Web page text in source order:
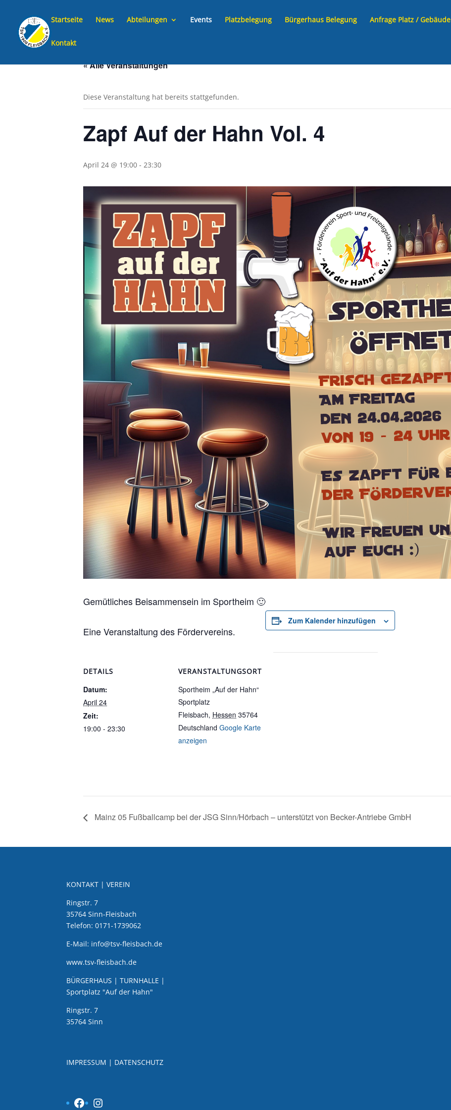
Startseite News Abteilungen Events Platzbelegung Bürgerhaus Belegung Anfrage Platz / Gebäude
Kontakt
« Alle Veranstaltungen
Diese Veranstaltung hat bereits stattgefunden.
Zapf Auf der Hahn Vol. 4
April 24 @ 19:00 - 23:30
Gemütliches Beisammensein im Sportheim 🙂
Eine Veranstaltung des Fördervereins.
Zum Kalender hinzufügen
DETAILS
Datum:
April 24
Zeit:
19:00 - 23:30
VERANSTALTUNGSORT
Sportheim „Auf der Hahn“
Sportplatz
Fleisbach, Hessen 35764
Deutschland Google Karte
anzeigen
Mainz 05 Fußballcamp bei der JSG Sinn/Hörbach – unterstützt von Becker-Antriebe GmbH
KONTAKT | VEREIN
Ringstr. 7
35764 Sinn-Fleisbach
Telefon: 0171-1739062
E-Mail: info@tsv-fleisbach.de
www.tsv-fleisbach.de
BÜRGERHAUS | TURNHALLE |
Sportplatz "Auf der Hahn"
Ringstr. 7
35764 Sinn
IMPRESSUM | DATENSCHUTZ
Facebook
Instagram